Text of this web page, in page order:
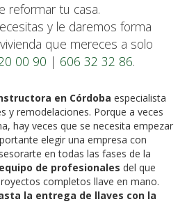
reformar tu casa.
y le daremos forma
que mereces a solo
00 90 | 606 32 32 86.
en Córdoba especialista
y remodelaciones. Porque a veces
hay veces que se necesita empezar
elegir una empresa con
en todas las fases de la
equipo de profesionales del que
completos llave en mano.
la entrega de llaves con la